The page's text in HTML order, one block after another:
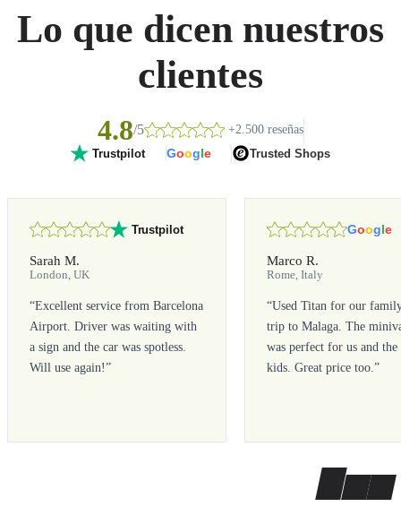
Lo que dicen nuestros
clientes
4.8/5 +2.500 reseñas
Trustpilot Google Trusted Shops
Trustpilot
Sarah M.
London, UK
“Excellent service from Barcelona
Airport. Driver was waiting with
a sign and the car was spotless.
Will use again!”
Google
Marco R.
Rome, Italy
“Used Titan for our
trip to Malaga. The
was perfect for us and the
kids. Great price too.”